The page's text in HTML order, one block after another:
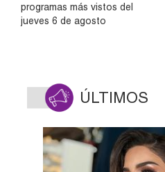
programas más vistos del
jueves 6 de agosto
ÚLTIMOS